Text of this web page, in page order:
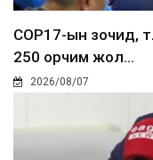
COP17-ын зочид,
250 орчим жол...
2026/08/07